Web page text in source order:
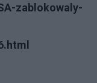
zablokowaly-